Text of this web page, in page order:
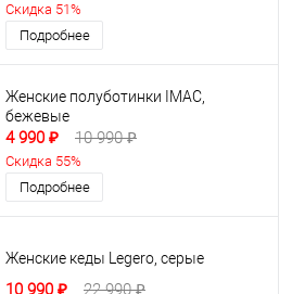
Скидка 51%
Подробнее
Женские полуботинки IMAC,
бежевые
4 990 ₽ 10 990 ₽
Скидка 55%
Подробнее
Женские кеды Legero, серые
10 990 ₽ 22 990 ₽